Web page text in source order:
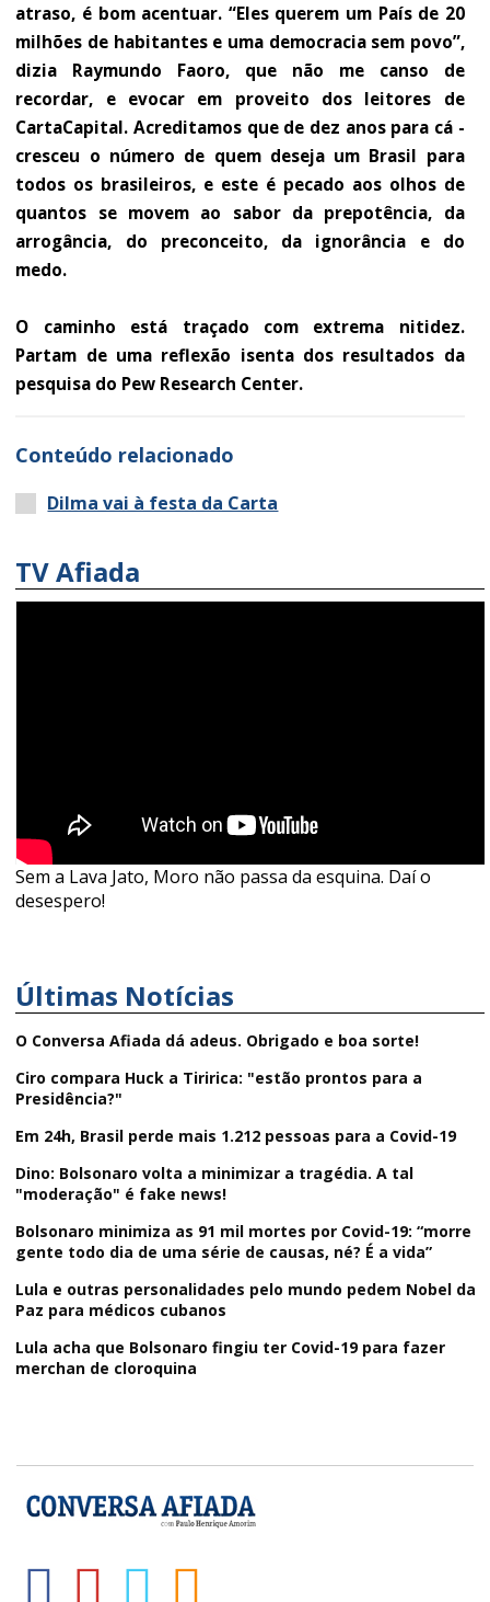
atraso, é bom acentuar. “Eles querem um País de 20
milhões de habitantes e uma democracia sem povo”,
dizia Raymundo Faoro, que não me canso de
recordar, e evocar em proveito dos leitores de
CartaCapital. Acreditamos que de dez anos para cá ­
cresceu o número de quem deseja um Brasil para
todos os brasileiros, e este é pecado aos olhos de
quantos se movem ao sabor da prepotência, da
arrogância, do preconceito, da ignorância e do
medo.
O caminho está traçado com ­extrema nitidez.
Partam de uma reflexão isenta dos resultados da
pesquisa do Pew ­Research Center.
Conteúdo relacionado
Dilma vai à festa da Carta
TV Afiada
Sem a Lava Jato, Moro não passa da esquina. Daí o
desespero!
Últimas Notícias
O Conversa Afiada dá adeus. Obrigado e boa sorte!
Ciro compara Huck a Tiririca: "estão prontos para a
Presidência?"
Em 24h, Brasil perde mais 1.212 pessoas para a Covid-19
Dino: Bolsonaro volta a minimizar a tragédia. A tal
"moderação" é fake news!
Bolsonaro minimiza as 91 mil mortes por Covid-19: “morre
gente todo dia de uma série de causas, né? É a vida”
Lula e outras personalidades pelo mundo pedem Nobel da
Paz para médicos cubanos
Lula acha que Bolsonaro fingiu ter Covid-19 para fazer
merchan de cloroquina